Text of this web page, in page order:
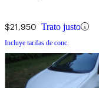
$21,950 Trato justo
Incluye tarifas de conc.